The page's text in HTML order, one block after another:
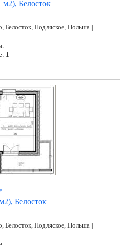
Белосток
Белосток, Подляское, Польша |
1
Белосток
Белосток, Подляское, Польша |